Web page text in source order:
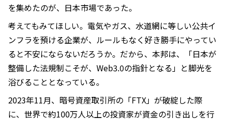
を集めたのが、日本市場であった。
考えてもみてほしい。電気やガス、水道網に等しい公共イ
ンフラを預ける企業が、ルールもなく好き勝手にやってい
ると不安にならないだろうか。だから、本邦は、「日本が
整備した法規制こそが、Web3.0の指針となる」と脚光を
浴びることとなっている。
2023年11月、暗号資産取引所の「FTX」が破綻した際
に、世界で約100万人以上の投資家が資金の引き出しを行